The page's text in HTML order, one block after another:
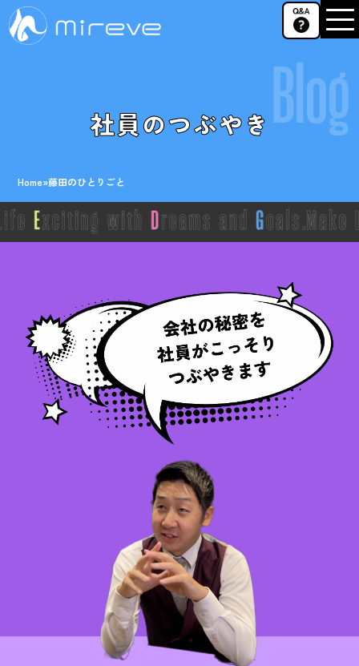
Blog
社員のつぶやき
Home»藤田のひとりごと